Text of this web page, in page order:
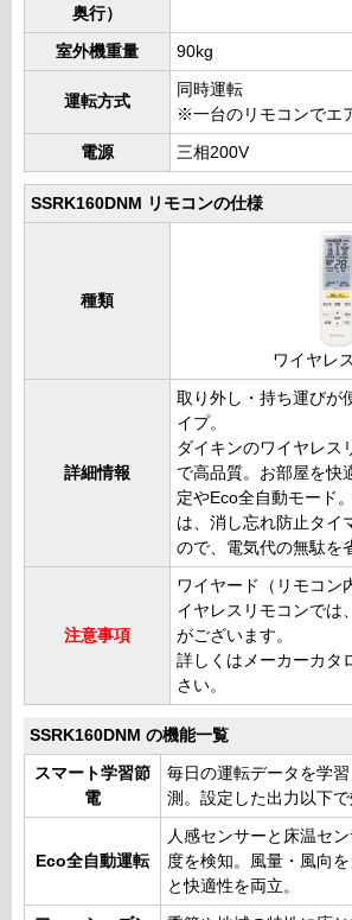
奥行）
室外機重量 90kg
運転方式
同時運転
※一台のリモコンでエ
電源 三相200V
SSRK160DNM リモコンの仕様
種類
ワイヤレ
詳細情報
取り外し・持ち運びが
イプ。
ダイキンのワイヤレス
で高品質。お部屋を快
定やEco全自動モード
は、消し忘れ防止タイ
ので、電気代の無駄を
注意事項
ワイヤード（リモコン
イヤレスリモコンでは
がございます。
詳しくはメーカーカタ
さい。
SSRK160DNM の機能一覧
スマート学習節
電
毎日の運転データを学
測。設定した出力以下で
Eco全自動運転
人感センサーと床温セ
度を検知。風量・風向
と快適性を両立。